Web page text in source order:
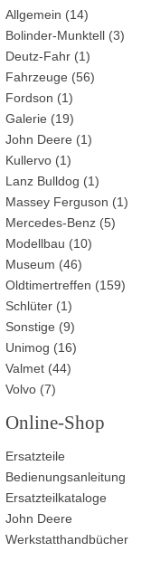
Allgemein (14)
Bolinder-Munktell (3)
Deutz-Fahr (1)
Fahrzeuge (56)
Fordson (1)
Galerie (19)
John Deere (1)
Kullervo (1)
Lanz Bulldog (1)
Massey Ferguson (1)
Mercedes-Benz (5)
Modellbau (10)
Museum (46)
Oldtimertreffen (159)
Schlüter (1)
Sonstige (9)
Unimog (16)
Valmet (44)
Volvo (7)
Online-Shop
Ersatzteile
Bedienungsanleitung
Ersatzteilkataloge
John Deere
Werkstatthandbücher